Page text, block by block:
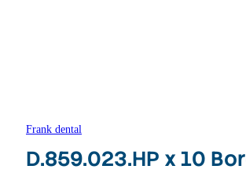
Frank dental
D.859.023.HP x 10